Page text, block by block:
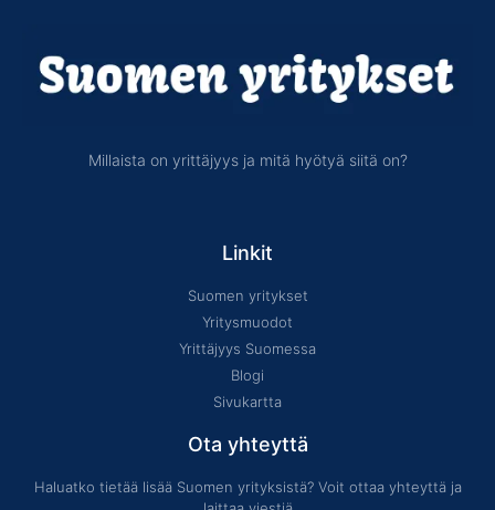
Millaista on yrittäjyys ja mitä hyötyä siitä on?
Linkit
Suomen yritykset
Yritysmuodot
Yrittäjyys Suomessa
Blogi
Sivukartta
Ota yhteyttä
Haluatko tietää lisää Suomen yrityksistä? Voit ottaa yhteyttä ja